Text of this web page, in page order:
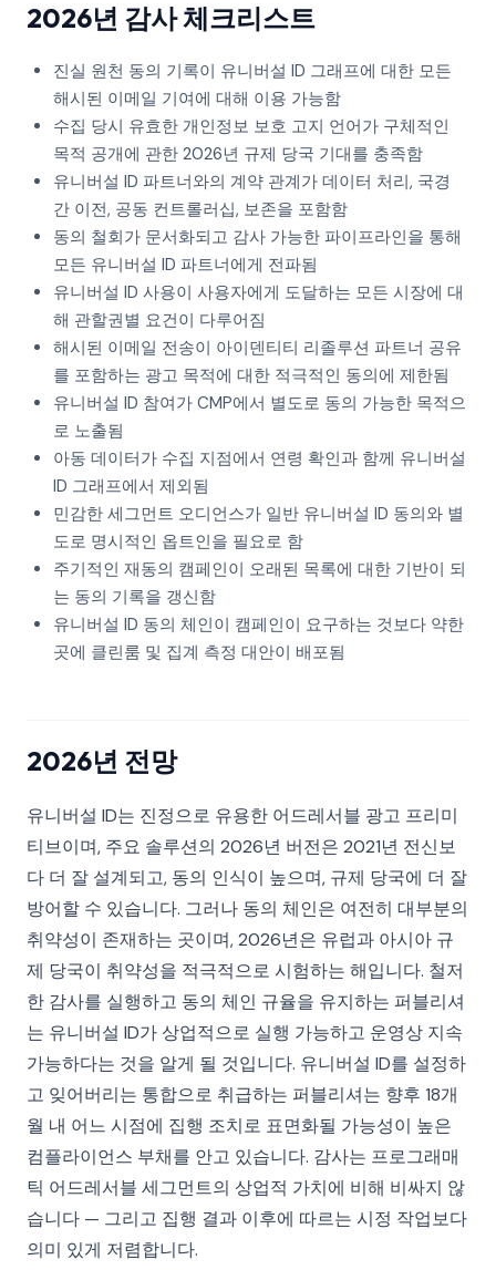
2026년 감사 체크리스트
진실 원천 동의 기록이 유니버설 ID 그래프에 대한 모든
해시된 이메일 기여에 대해 이용 가능함
수집 당시 유효한 개인정보 보호 고지 언어가 구체적인
목적 공개에 관한 2026년 규제 당국 기대를 충족함
유니버설 ID 파트너와의 계약 관계가 데이터 처리, 국경
간 이전, 공동 컨트롤러십, 보존을 포함함
동의 철회가 문서화되고 감사 가능한 파이프라인을 통해
모든 유니버설 ID 파트너에게 전파됨
유니버설 ID 사용이 사용자에게 도달하는 모든 시장에 대
해 관할권별 요건이 다루어짐
해시된 이메일 전송이 아이덴티티 리졸루션 파트너 공유
를 포함하는 광고 목적에 대한 적극적인 동의에 제한됨
유니버설 ID 참여가 CMP에서 별도로 동의 가능한 목적으
로 노출됨
아동 데이터가 수집 지점에서 연령 확인과 함께 유니버설
ID 그래프에서 제외됨
민감한 세그먼트 오디언스가 일반 유니버설 ID 동의와 별
도로 명시적인 옵트인을 필요로 함
주기적인 재동의 캠페인이 오래된 목록에 대한 기반이 되
는 동의 기록을 갱신함
유니버설 ID 동의 체인이 캠페인이 요구하는 것보다 약한
곳에 클린룸 및 집계 측정 대안이 배포됨
2026년 전망
유니버설 ID는 진정으로 유용한 어드레서블 광고 프리미
티브이며, 주요 솔루션의 2026년 버전은 2021년 전신보
다 더 잘 설계되고, 동의 인식이 높으며, 규제 당국에 더 잘
방어할 수 있습니다. 그러나 동의 체인은 여전히 대부분의
취약성이 존재하는 곳이며, 2026년은 유럽과 아시아 규
제 당국이 취약성을 적극적으로 시험하는 해입니다. 철저
한 감사를 실행하고 동의 체인 규율을 유지하는 퍼블리셔
는 유니버설 ID가 상업적으로 실행 가능하고 운영상 지속
가능하다는 것을 알게 될 것입니다. 유니버설 ID를 설정하
고 잊어버리는 통합으로 취급하는 퍼블리셔는 향후 18개
월 내 어느 시점에 집행 조치로 표면화될 가능성이 높은
컴플라이언스 부채를 안고 있습니다. 감사는 프로그래매
틱 어드레서블 세그먼트의 상업적 가치에 비해 비싸지 않
습니다 — 그리고 집행 결과 이후에 따르는 시정 작업보다
의미 있게 저렴합니다.